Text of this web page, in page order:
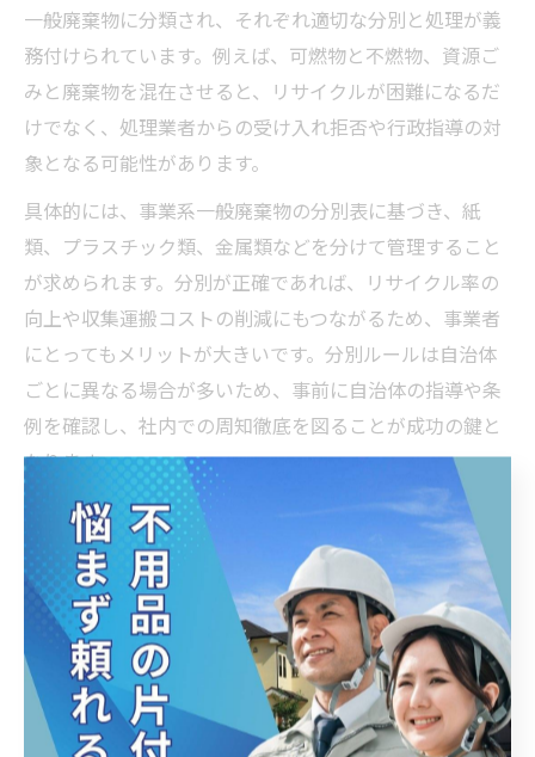
一般廃棄物に分類され、それぞれ適切な分別と処理が義
務付けられています。例えば、可燃物と不燃物、資源ご
みと廃棄物を混在させると、リサイクルが困難になるだ
けでなく、処理業者からの受け入れ拒否や行政指導の対
象となる可能性があります。
具体的には、事業系一般廃棄物の分別表に基づき、紙
類、プラスチック類、金属類などを分けて管理すること
が求められます。分別が正確であれば、リサイクル率の
向上や収集運搬コストの削減にもつながるため、事業者
にとってもメリットが大きいです。分別ルールは自治体
ごとに異なる場合が多いため、事前に自治体の指導や条
例を確認し、社内での周知徹底を図ることが成功の鍵と
なります。
事業ごみ 家庭ごみ区別の法的根拠と罰則事例
事業ごみと家庭ごみの区別は、廃棄物処理法および自治
体の条例に基づき明確に定められており、その法的根拠
は事業者の責任範囲を明確にするために重要です。事業
活動に伴って発生するごみは事業系一般廃棄物に分類さ
れ、家庭ごみと混ぜて処分することは法律違反となりま